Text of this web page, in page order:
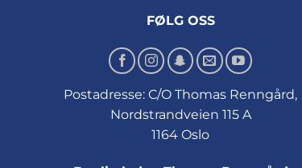
FØLG OSS
Postadresse: C/O Thomas Renngård,
Nordstrandveien 115 A
1164 Oslo